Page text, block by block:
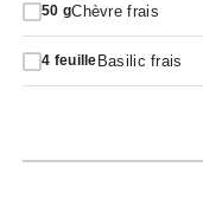
50 gChèvre frais
4 feuilleBasilic frais